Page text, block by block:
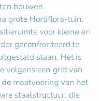
bouwen.
grote Hortiflora-tuin.
voor kleine en
geconfronteerd te
staan. Het is
volgens een grid van
maatvoering van het
staalstructuur, die